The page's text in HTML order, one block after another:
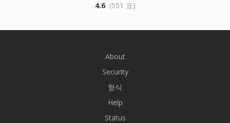
4.6 (551 표)
About
Security
형식
Help
Status